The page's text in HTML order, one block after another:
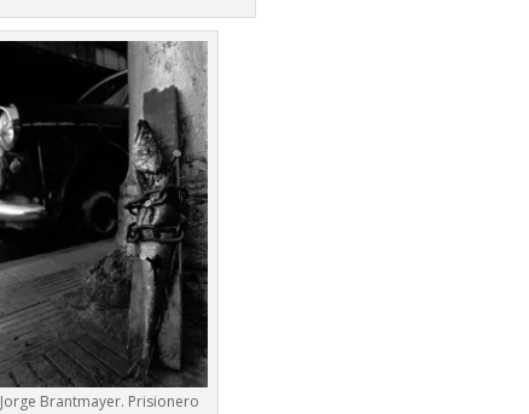
Jorge Brantmayer. Prisionero